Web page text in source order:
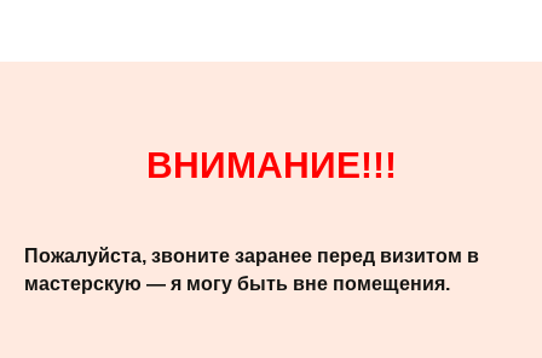
ВНИМАНИЕ!!!
Пожалуйста, звоните заранее перед визитом в
мастерскую — я могу быть вне помещения.